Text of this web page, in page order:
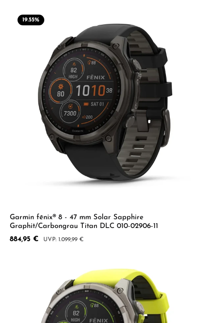
19.55%
Garmin fēnix® 8 - 47 mm Solar Sapphire
Graphit/Carbongrau Titan DLC 010-02906-11
Verkaufspreis:
884,95 € Regulärer Preis:
1.099,99 €